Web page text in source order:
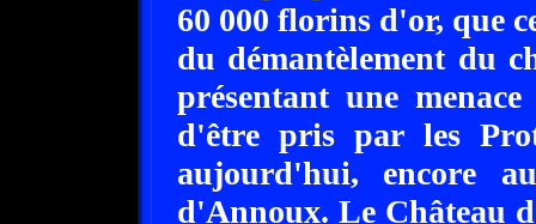
60 000 florins d'or, que
du démantèlement du
présentant une
d'être pris par les
aujourd'hui, encore
d'Annoux. Le Château